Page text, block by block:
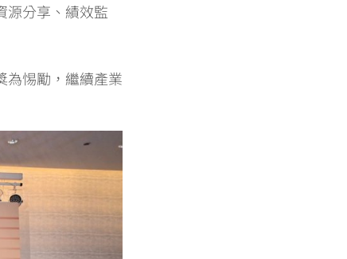
源分享、績效監
為惕勵，繼續產業